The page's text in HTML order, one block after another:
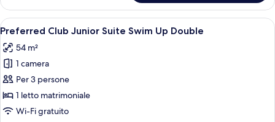
Club
Junior
Suite
View
King
Apri
tutte
le
foto
per
Preferred
Club
Un'area patio con mobili in vimini,
5
Preferred Club Junior Suite Swim Up Double
54 m²
1 camera
Per 3 persone
1 letto matrimoniale
Wi-Fi gratuito